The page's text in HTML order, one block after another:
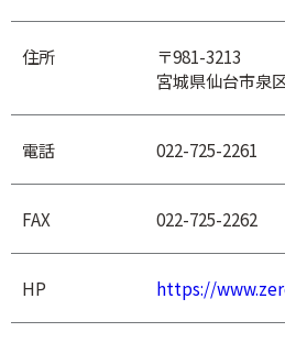
住所
〒981-3213
宮城県仙台市泉
電話 022-725-2261
FAX 022-725-2262
HP https://